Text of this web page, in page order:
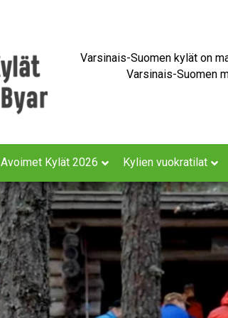
Varsinais-Suomen kylät on
Varsinais-Suomen
Avoimet Kylät 2026 Kylien vuokratilat